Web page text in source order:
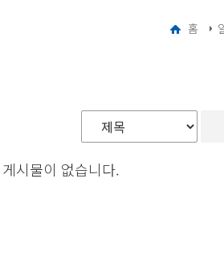
홈
시물이 없습니다.